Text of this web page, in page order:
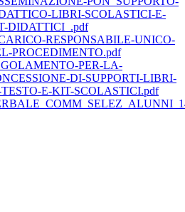
LIBRI-SCOLASTICI-E-
DIDATTICI_.pdf
RESPONSABILE-UNICO-
PROCEDIMENTO.pdf
PER-LA-
DI-SUPPORTI-LIBRI-
E-KIT-SCOLASTICI.pdf